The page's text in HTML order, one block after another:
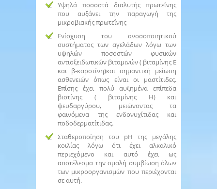
Υψηλά ποσοστά διαλυτής πρωτεΐνης
που αυξάνει την παραγωγή της
μικροβιακής πρωτεΐνης
Ενίσχυση του ανοσοποιητικού
συστήματος των αγελάδων λόγω των
υψηλών ποσοστών φυσικών
αντιοξειδωτικών βιταμινών ( βιταμίνης Ε
και β-καροτίνη)και σημαντική μείωση
ασθενειών όπως είναι οι μαστίτιδες.
Επίσης έχει πολύ αυξημένα επίπεδα
βιοτίνης ( βιταμίνης Η) και
ψευδαργύρου, μειώνοντας τα
φαινόμενα της ενδονυχίτιδας και
ποδοδερματίτιδας.
Σταθεροποίηση του pH της μεγάλης
κοιλίας λόγω ότι έχει αλκαλικό
περιεχόμενο και αυτό έχει ως
αποτέλεσμα την ομαλή συμβίωση όλων
των μικροοργανισμών που περιέχονται
σε αυτή.